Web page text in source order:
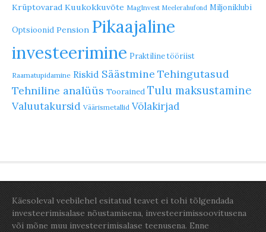
Krüptovarad Kuukokkuvõte MagInvest Meelerahufond Miljoniklubi
Optsioonid Pension Pikaajaline
investeerimine Praktiline tööriist
Raamatupidamine Riskid Säästmine Tehingutasud
Tehniline analüüs Toorained Tulu maksustamine
Valuutakursid Väärismetallid Võlakirjad
Käesoleval veebilehel esitatud teavet ei tohi tõlgendada
investeerimisalase nõustamisena, investeerimissoovitusena
või mõne muu investeerimisalase teenusena. Enne